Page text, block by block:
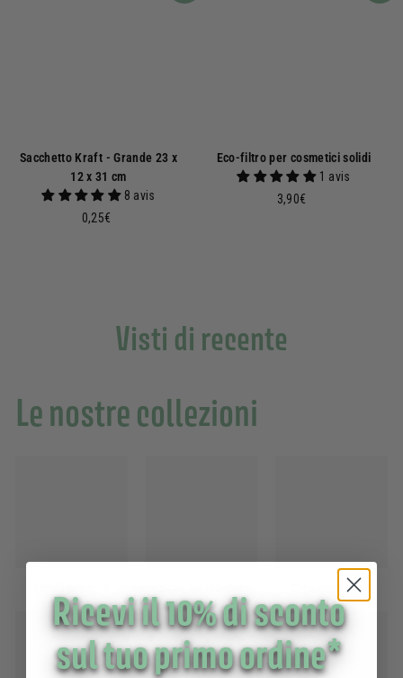
Sacchetto Kraft - Grande 23 x
12 x 31 cm
8 avis
0,25€
Eco-filtro per cosmetici solidi
1 avis
3,90€
Visti di recente
Le nostre collezioni
Cura delle mani
Ricevi il 10% di sconto
sul tuo primo ordine*